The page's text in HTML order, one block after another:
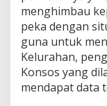
a
h
a
n
menghimbau
peka dengan
guna untuk
Kelurahan,
Konsos yang
mendapat data